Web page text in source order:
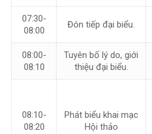
07:30-
08:00
Đón tiếp đại biểu.
08:00-
08:10
Tuyên bố lý do, giới
thiệu đại biểu.
08:10-
08:20
Phát biểu khai mạc
Hội thảo